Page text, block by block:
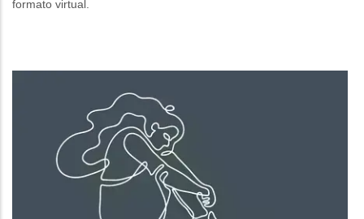
formato virtual.